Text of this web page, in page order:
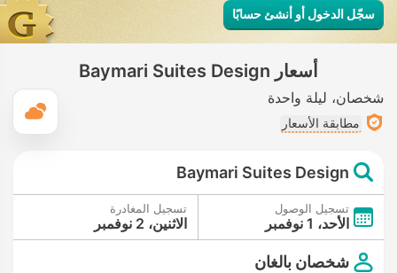
سجّل الدخول أو أنشئ حسابًا
أسعار Baymari Suites Design
شخصان ليلة واحدة
مطابقة الأسعار
Baymari Suites Design
تسجيل الوصول
الأحد، 1 نوفمبر
تسجيل المغادرة
الاثنين، 2 نوفمبر
شخصان بالغان